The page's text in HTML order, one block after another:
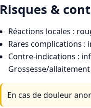
Risques &
Réactions locales :
Rares complications :
Contre-indications :
Grossesse/allaitement
En cas de douleur